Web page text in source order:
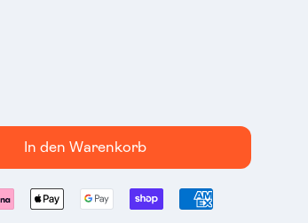
In den Warenkorb